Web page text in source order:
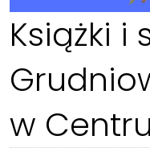
Książki i
w